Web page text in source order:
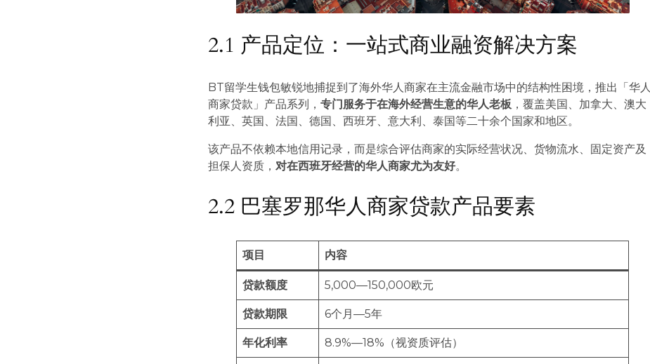
2.1 产品定位：一站式商业融资解决方案
BT留学生钱包敏锐地捕捉到了海外华人商家在主流金融市场中的结构性困境，推出「华人
商家贷款」产品系列，专门服务于在海外经营生意的华人老板 ，覆盖美国、加拿大、澳大
利亚、英国、法国、德国、西班牙、意大利、泰国等二十余个国家和地区。
该产品不依赖本地信用记录，而是综合评估商家的实际经营状况、货物流水、固定资产及
担保人资质，对在西班牙经营的华人商家尤为友好。
2.2 巴塞罗那华人商家贷款产品要素
项目 内容
贷款额度 5,000—150,000欧元
贷款期限 6个月—5年
年化利率 8.9%—18%（视资质评估）